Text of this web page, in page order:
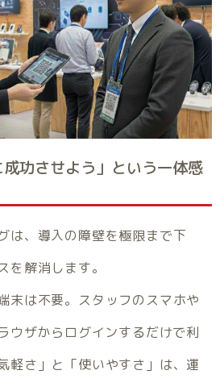
功させよう」という一体感
は、導入の障壁を極限まで下
を解消します。
末は不要。スタッフのスマホや
ウザからログインするだけで利
軽さ」と「使いやすさ」は、運